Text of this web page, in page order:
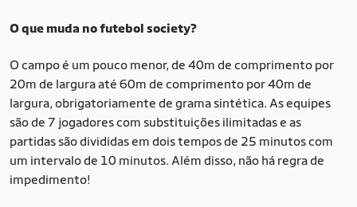
O que muda no futebol society?
O campo é um pouco menor, de 40m de comprimento por
20m de largura até 60m de comprimento por 40m de
largura, obrigatoriamente de grama sintética. As equipes
são de 7 jogadores com substituições ilimitadas e as
partidas são divididas em dois tempos de 25 minutos com
um intervalo de 10 minutos. Além disso, não há regra de
impedimento!